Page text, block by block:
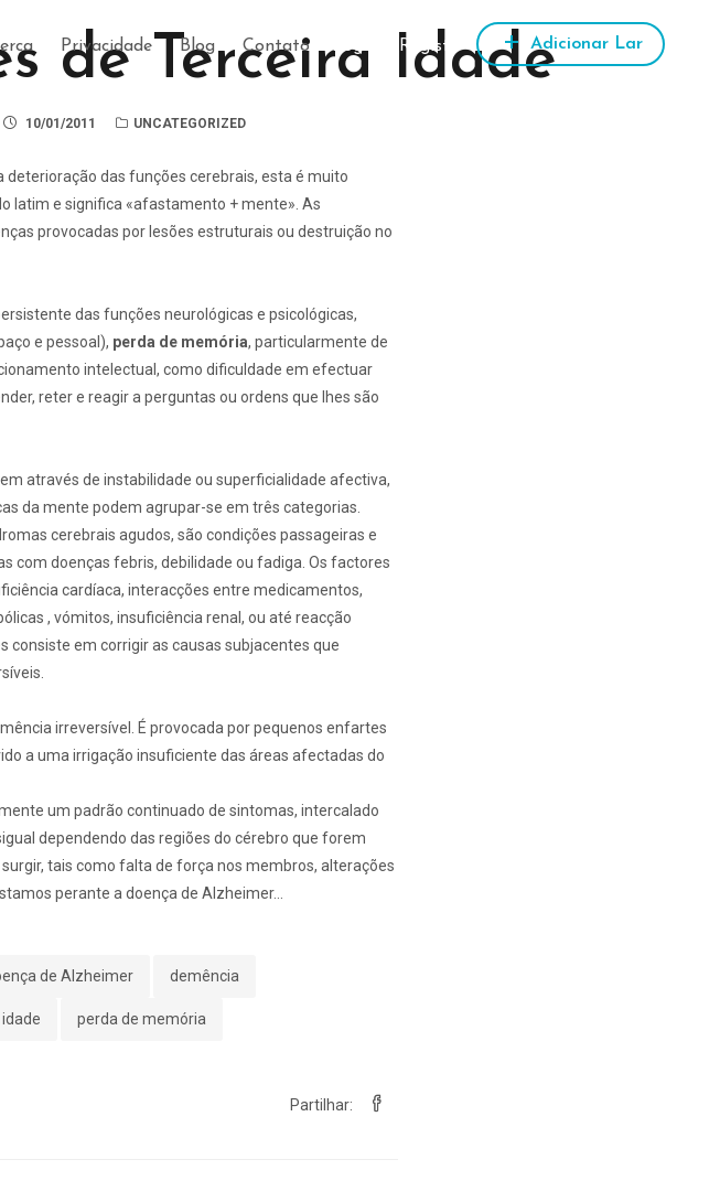
Privacidade Blog Contato Login Registo Adicionar Lar
de Terceira Idade
10/01/2011 UNCATEGORIZED
das funções cerebrais, esta é muito
latim e significa «afastamento + mente». As
provocadas por lesões estruturais ou destruição no
das funções neurológicas e psicológicas,
e pessoal), perda de memória, particularmente de
intelectual, como dificuldade em efectuar
reter e reagir a perguntas ou ordens que lhes são
através de instabilidade ou superficialidade afectiva,
da mente podem agrupar-se em três categorias.
cerebrais agudos, são condições passageiras e
com doenças febris, debilidade ou fadiga. Os factores
cardíaca, interacções entre medicamentos,
, vómitos, insuficiência renal, ou até reacção
em corrigir as causas subjacentes que
irreversível. É provocada por pequenos enfartes
a uma irrigação insuficiente das áreas afectadas do
um padrão continuado de sintomas, intercalado
dependendo das regiões do cérebro que forem
tais como falta de força nos membros, alterações
perante a doença de Alzheimer…
de Alzheimer demência
perda de memória
Partilhar: